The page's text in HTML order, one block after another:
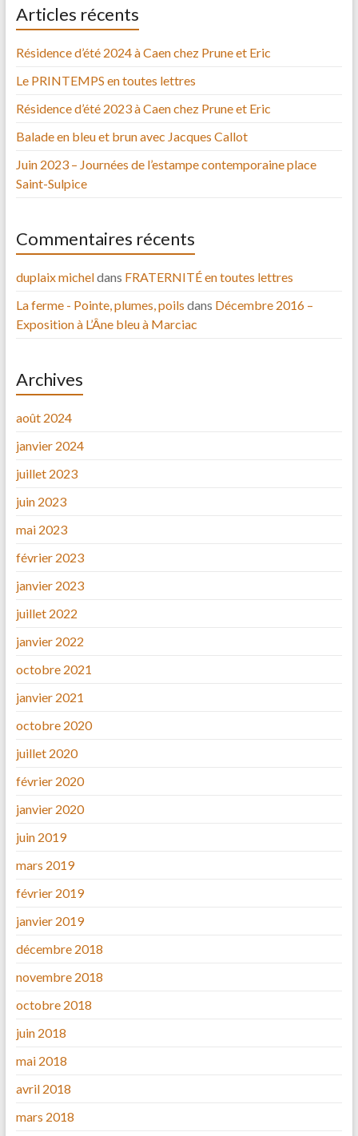
Articles récents
Résidence d’été 2024 à Caen chez Prune et Eric
Le PRINTEMPS en toutes lettres
Résidence d’été 2023 à Caen chez Prune et Eric
Balade en bleu et brun avec Jacques Callot
Juin 2023 – Journées de l’estampe contemporaine place
Saint-Sulpice
Commentaires récents
duplaix micheldans FRATERNITÉ en toutes lettres
La ferme - Pointe, plumes, poils dans Décembre 2016 –
Exposition à L’Âne bleu à Marciac
Archives
août 2024
janvier 2024
juillet 2023
juin 2023
mai 2023
février 2023
janvier 2023
juillet 2022
janvier 2022
octobre 2021
janvier 2021
octobre 2020
juillet 2020
février 2020
janvier 2020
juin 2019
mars 2019
février 2019
janvier 2019
décembre 2018
novembre 2018
octobre 2018
juin 2018
mai 2018
avril 2018
mars 2018